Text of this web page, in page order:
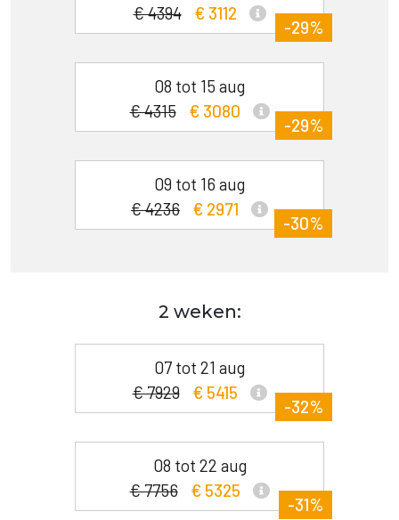
€ 4394
€ 3112
-29%
08 tot 15 aug
€ 4315
€ 3080
-29%
09 tot 16 aug
€ 4236
€ 2971
-30%
2 weken:
07 tot 21 aug
€ 7929
€ 5415
-32%
08 tot 22 aug
€ 7756
€ 5325
-31%